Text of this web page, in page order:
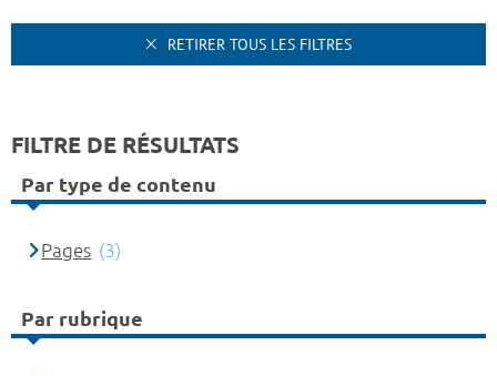
RETIRER TOUS LES FILTRES
FILTRE DE RÉSULTATS
Par type de contenu
Pages (3)
Par rubrique